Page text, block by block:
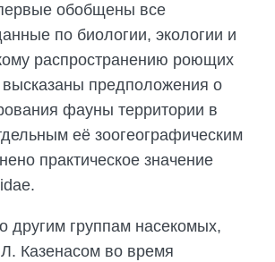
обобщены все
по биологии, экологии и
распространению роющих
высказаны предположения о
фауны территории в
её зоогеографическим
практическое значение
другим группам насекомых,
Казенасом во время